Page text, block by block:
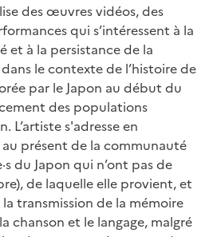
des œuvres vidéos, des
qui s’intéressent à la
à la persistance de la
le contexte de l’histoire de
par le Japon au début du
des populations
L’artiste s'adresse en
présent de la communauté
du Japon qui n’ont pas de
de laquelle elle provient, et
transmission de la mémoire
chanson et le langage, malgré